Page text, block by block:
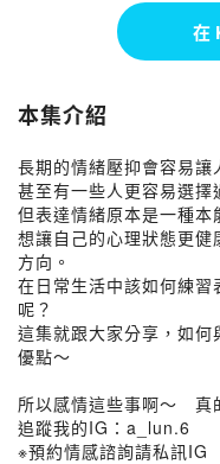
在
本集介紹
長期的情緒壓抑會容易讓
甚至有一些人更容易選擇
但表達情緒原本是一種本
想讓自己的心理狀態更
方向。
在日常生活中該如何練
呢？
這集就跟大家分享，如
優點～
所以感情這些事啊～ 真
追蹤我的IG：a_lun.6
※預約情感諮詢請私訊IG